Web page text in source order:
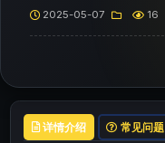
2025-05-07 16
详情介绍 常见问题